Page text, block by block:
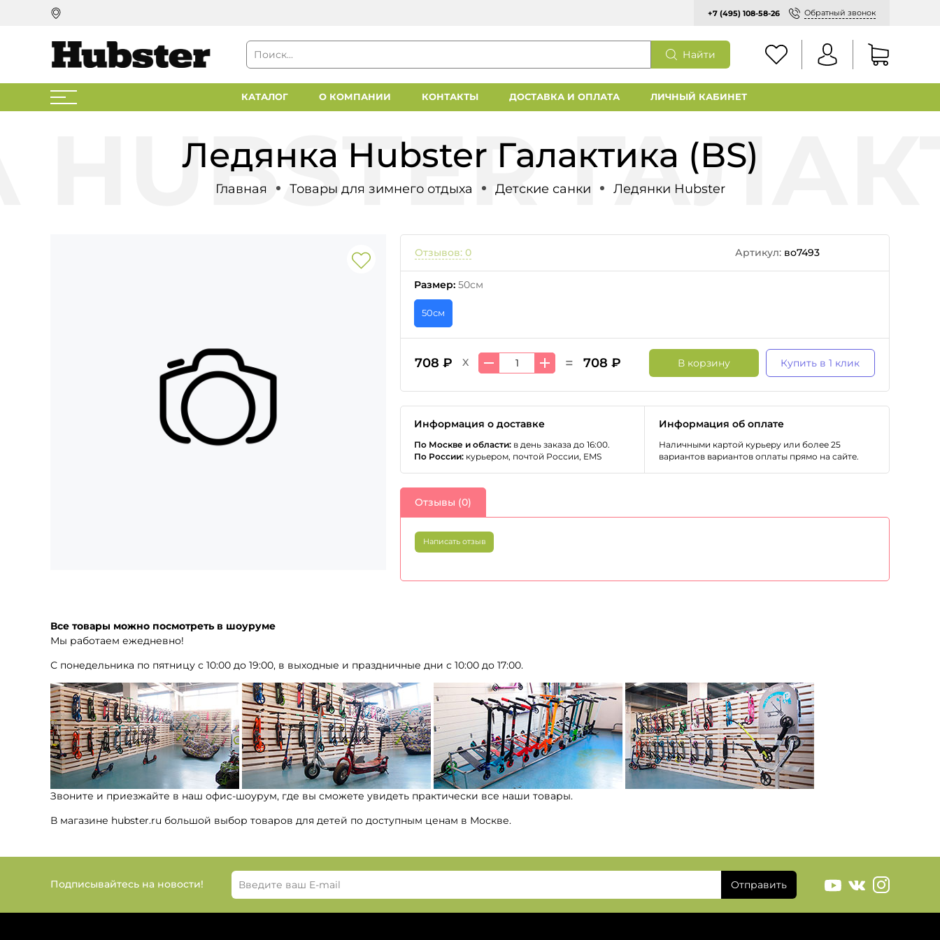
+7 (495) 108-58-26 Обратный звонок
Найти
КАТАЛОГ О КОМПАНИИ КОНТАКТЫ ДОСТАВКА И ОПЛАТА ЛИЧНЫЙ КАБИНЕТ
Ледянка Hubster Галактика (BS)
Главная Товары для зимнего отдыха Детские санки Ледянки Hubster
Отзывов: 0 Артикул: во7493
Размер: 50см
50см
708 ₽ X = 708 ₽ В корзину Купить в 1 клик
Информация о доставке
По Москве и области: в день заказа до 16:00.
По России: курьером, почтой России, EMS
Информация об оплате
Наличными картой курьеру или более 25
вариантов вариантов оплаты прямо на сайте.
Отзывы (0)
Написать отзыв
Все товары можно посмотреть в шоуруме
Мы работаем ежедневно!
С понедельника по пятницу с 10:00 до 19:00, в выходные и праздничные дни с 10:00 до 17:00.
Звоните и приезжайте в наш офис-шоурум, где вы сможете увидеть практически все наши товары.
В магазине hubster.ru большой выбор товаров для детей по доступным ценам в Москве.
Подписывайтесь на новости! Отправить